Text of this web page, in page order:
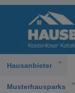
Hausanbieter
Musterhausparks